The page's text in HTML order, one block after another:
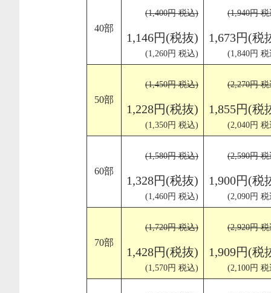
40部
(1,400円 税込)
1,146円(税抜)
(1,260円 税込)
(1,940円
1,673円(税
(1,840円
50部
(1,450円 税込)
1,228円(税抜)
(1,350円 税込)
(2,270円
1,855円(税
(2,040円
60部
(1,580円 税込)
1,328円(税抜)
(1,460円 税込)
(2,590円
1,900円(税
(2,090円
70部
(1,720円 税込)
1,428円(税抜)
(1,570円 税込)
(2,920円
1,909円(税
(2,100円